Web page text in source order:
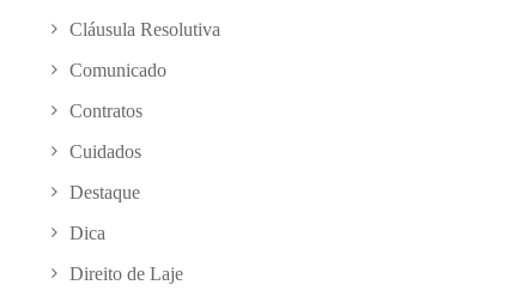
Cláusula Resolutiva
Comunicado
Contratos
Cuidados
Destaque
Dica
Direito de Laje